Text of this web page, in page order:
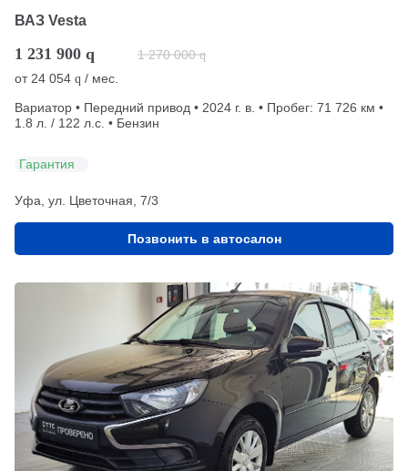
ВАЗ Vesta
1 231 900 q 1 270 000 q
от 24 054 q / мес.
Вариатор • Передний привод • 2024 г. в. • Пробег: 71 726 км •
1.8 л. / 122 л.с. • Бензин
Гарантия
Уфа, ул. Цветочная, 7/3
Позвонить в автосалон